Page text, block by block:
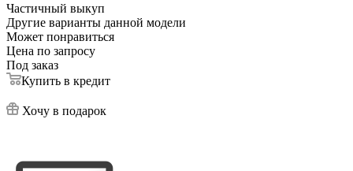
Частичный выкуп
Другие варианты данной модели
Может понравиться
Цена по запросу
Под заказ
Купить в кредит
Хочу в подарок